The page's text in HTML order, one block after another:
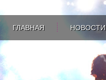
ГЛАВНАЯ НОВОСТИ